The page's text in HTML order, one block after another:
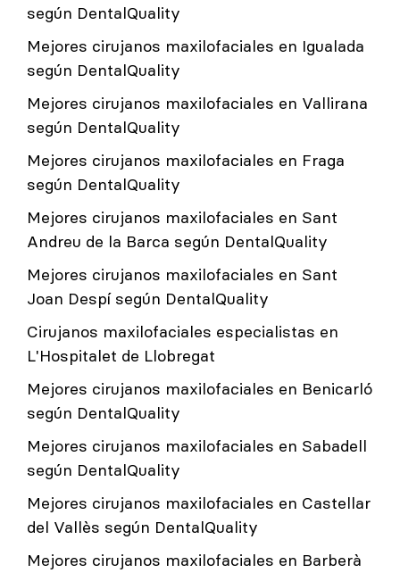
según DentalQuality
Mejores cirujanos maxilofaciales en Igualada
según DentalQuality
Mejores cirujanos maxilofaciales en Vallirana
según DentalQuality
Mejores cirujanos maxilofaciales en Fraga
según DentalQuality
Mejores cirujanos maxilofaciales en Sant
Andreu de la Barca según DentalQuality
Mejores cirujanos maxilofaciales en Sant
Joan Despí según DentalQuality
Cirujanos maxilofaciales especialistas en
L'Hospitalet de Llobregat
Mejores cirujanos maxilofaciales en Benicarló
según DentalQuality
Mejores cirujanos maxilofaciales en Sabadell
según DentalQuality
Mejores cirujanos maxilofaciales en Castellar
del Vallès según DentalQuality
Mejores cirujanos maxilofaciales en Barberà